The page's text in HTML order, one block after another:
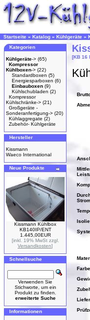
Startseite » Katalog » Kühlgeräte »
Kategorien
Kühlgeräte-> (65)
Kompressor
Kühlboxen-> (22)
Standardboxen (5)
Energiesparboxen (6)
Einbauboxen (9)
Kühlschubladen (2)
Kompressor
Kühlschränke-> (21)
Großgeräte -
Sonderanfertigung-> (20)
Kühlaggregate (2)
Zubehör- Kühlgeräte
Hersteller
Kissmann
Waeco International
Neue Produkte
Kissmann Kühlbox
KB140IP/ENT
1.445,00EUR
[inkl. 19% MwSt zzgl.
Versandkosten]
Schnellsuche
Verwenden Sie
Stichworte, um ein
Produkt zu finden.
erweiterte Suche
Informationen
[KB 16